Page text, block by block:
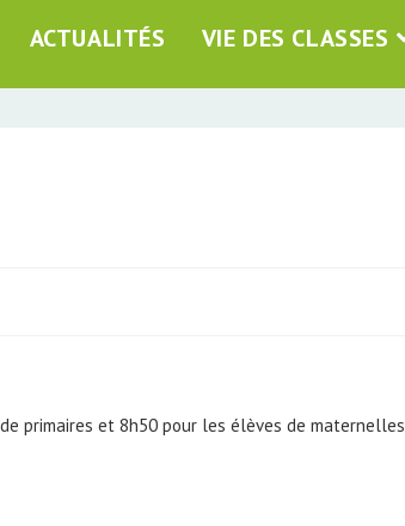
ACTUALITÉS VIE DES CLASSES
primaires et 8h50 pour les élèves de maternelles